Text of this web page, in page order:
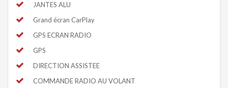
JANTES ALU
Grand écran CarPlay
GPS ECRAN RADIO
GPS
DIRECTION ASSISTEE
COMMANDE RADIO AU VOLANT